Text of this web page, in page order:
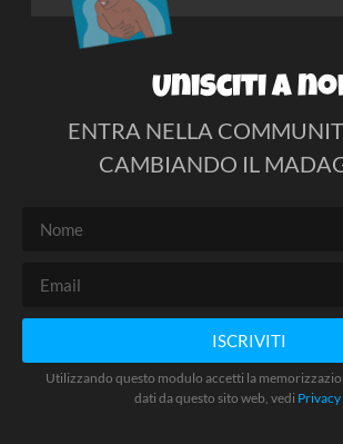
Unisciti a
ENTRA NELLA
CAMBIANDO IL
ISCRIVITI
Utilizzando questo modulo accetti la
dati da questo sito web, vedi